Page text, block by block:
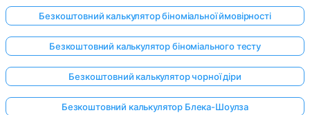
Безкоштовний калькулятор біноміальної ймовірності
Безкоштовний калькулятор біноміального тесту
Безкоштовний калькулятор чорної діри
Безкоштовний калькулятор Блека-Шоулза